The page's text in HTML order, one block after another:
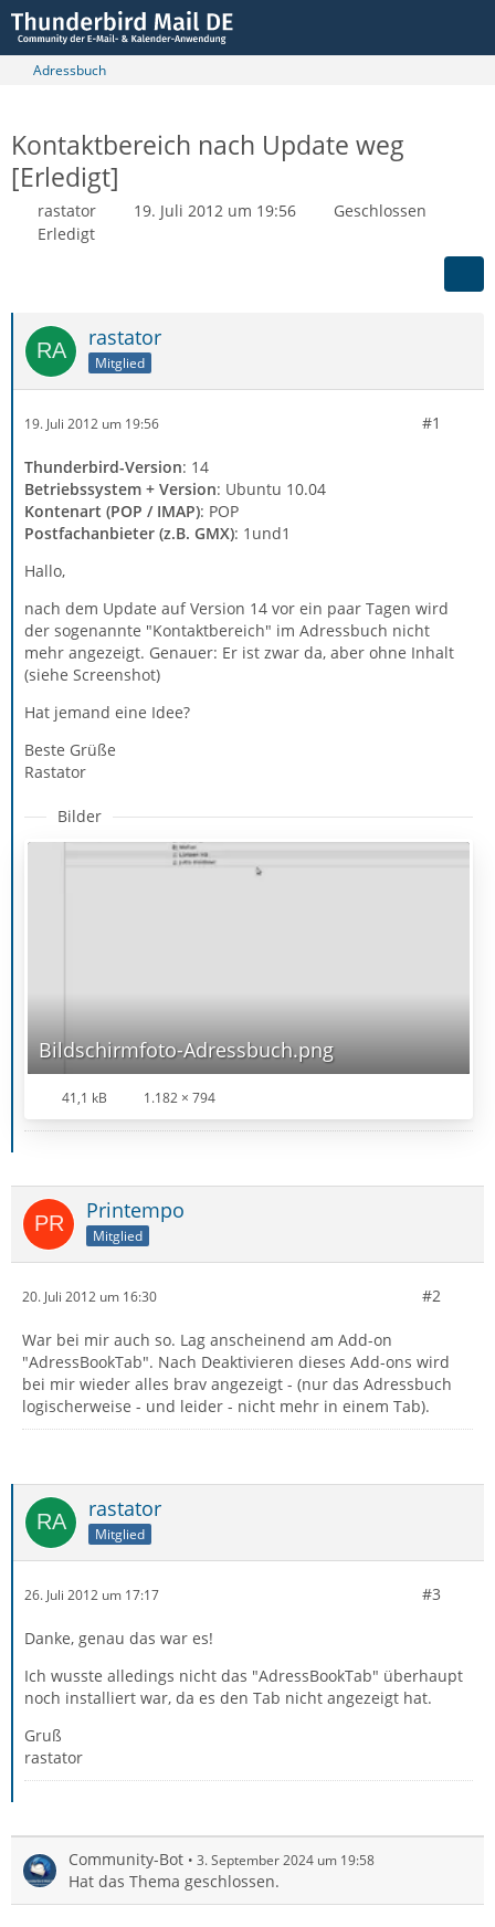
Adressbuch
Kontaktbereich nach Update weg
[Erledigt]
rastator 19. Juli 2012 um 19:56
Geschlossen
Erledigt
rastator
Mitglied
19. Juli 2012 um 19:56 #1
Thunderbird-Version: 14
Betriebssystem + Version: Ubuntu 10.04
Kontenart (POP / IMAP): POP
Postfachanbieter (z.B. GMX): 1und1
Hallo,
nach dem Update auf Version 14 vor ein paar Tagen wird
der sogenannte "Kontaktbereich" im Adressbuch nicht
mehr angezeigt. Genauer: Er ist zwar da, aber ohne Inhalt
(siehe Screenshot)
Hat jemand eine Idee?
Beste Grüße
Rastator
Bilder
Bildschirmfoto-Adressbuch.png
41,1 kB 1.182 × 794
Printempo
Mitglied
20. Juli 2012 um 16:30 #2
War bei mir auch so. Lag anscheinend am Add-on
"AdressBookTab". Nach Deaktivieren dieses Add-ons wird
bei mir wieder alles brav angezeigt - (nur das Adressbuch
logischerweise - und leider - nicht mehr in einem Tab).
rastator
Mitglied
26. Juli 2012 um 17:17 #3
Danke, genau das war es!
Ich wusste alledings nicht das "AdressBookTab" überhaupt
noch installiert war, da es den Tab nicht angezeigt hat.
Gruß
rastator
Community-Bot 3. September 2024 um 19:58
Hat das Thema geschlossen.